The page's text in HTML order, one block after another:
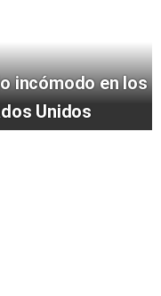
incómodo en los
Unidos